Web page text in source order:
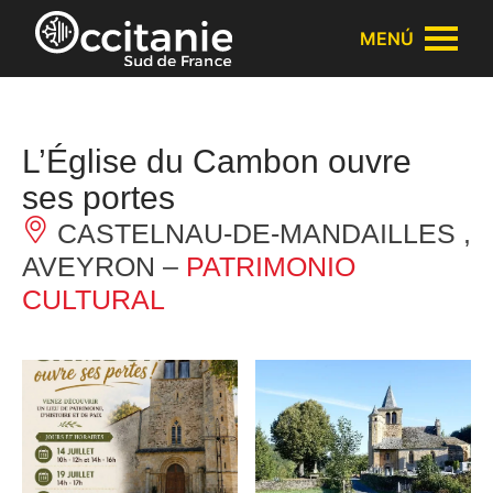
Panel de gestión de cookies
MENÚ
L’Église du Cambon ouvre
ses portes
CASTELNAU-DE-MANDAILLES ,
AVEYRON – PATRIMONIO
CULTURAL